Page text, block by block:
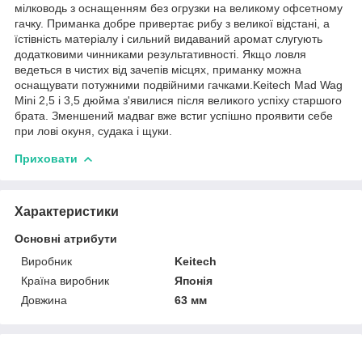
мілководь з оснащенням без огрузки на великому офсетному
гачку. Приманка добре привертає рибу з великої відстані, а
їстівність матеріалу і сильний видаваний аромат слугують
додатковими чинниками результативності. Якщо ловля
ведеться в чистих від зачепів місцях, приманку можна
оснащувати потужними подвійними гачками.Keitech Mad Wag
Mini 2,5 і 3,5 дюйма з'явилися після великого успіху старшого
брата. Зменшений мадваг вже встиг успішно проявити себе
при лові окуня, судака і щуки.
Приховати
Характеристики
Основні атрибути
Виробник
Keitech
Країна виробник
Японія
Довжина
63 мм